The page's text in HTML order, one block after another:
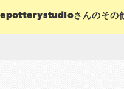
さんのその他